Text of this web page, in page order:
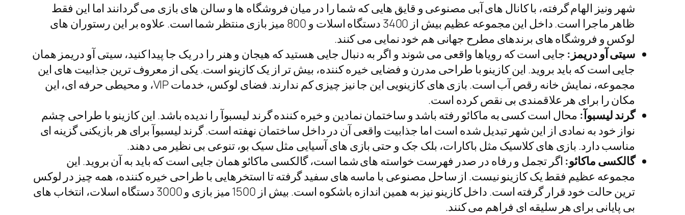
شهر ونیز الهام گرفته، با کانال های آبی مصنوعی و قایق هایی که شما را در میان فروشگاه ها و سالن های بازی می گردانند اما این فقط
ظاهر ماجرا است. داخل این مجموعه عظیم بیش از 3400 دستگاه اسلات و 800 میز بازی منتظر شما است. علاوه بر این رستوران های
لوکس و فروشگاه های برندهای مطرح جهانی هم خود نمایی می کنند.
سیتی آو دریمز: جایی است که رویاها واقعی می شوند و اگر به دنبال جایی هستید که هیجان و هنر را در یک جا پیدا کنید، سیتی آو دریمز همان
جایی است که باید بروید. این کازینو با طراحی مدرن و فضایی خیره کننده، بیش تر از یک کازینو است. یکی از معروف ترین جذابیت های این
مجموعه، نمایش خانه رقص آب است. بازی های کازینویی این جا نیز چیزی کم ندارند. فضای لوکس، خدمات VIP، و محیطی حرفه ای، این
مکان را برای هر علاقمندی بی نقص کرده است.
گرند لیسبوآ: محال است کسی به ماکائو رفته باشد و ساختمان نمادین و خیره کننده گرند لیسبوآ را ندیده باشد. این کازینو با طراحی چشم
نواز خود به نمادی از این شهر تبدیل شده است اما جذابیت واقعی آن در داخل ساختمان نهفته است. گرند لیسبوآ برای هر بازیکنی گزینه ای
مناسب دارد. بازی های کلاسیک مثل باکارات، بلک جک و حتی بازی های آسیایی مثل سیک بو، تنوعی بی نظیر می دهند.
گالکسی ماکائو: اگر تجمل و رفاه در صدر فهرست خواسته های شما است، گالکسی ماکائو همان جایی است که باید به آن بروید. این
مجموعه عظیم فقط یک کازینو نیست. از ساحل مصنوعی با ماسه های سفید گرفته تا استخرهایی با طراحی خیره کننده، همه چیز در لوکس
ترین حالت خود قرار گرفته است. داخل کازینو نیز به همین اندازه باشکوه است. بیش از 1500 میز بازی و 3000 دستگاه اسلات، انتخاب های
بی پایانی برای هر سلیقه ای فراهم می کنند.